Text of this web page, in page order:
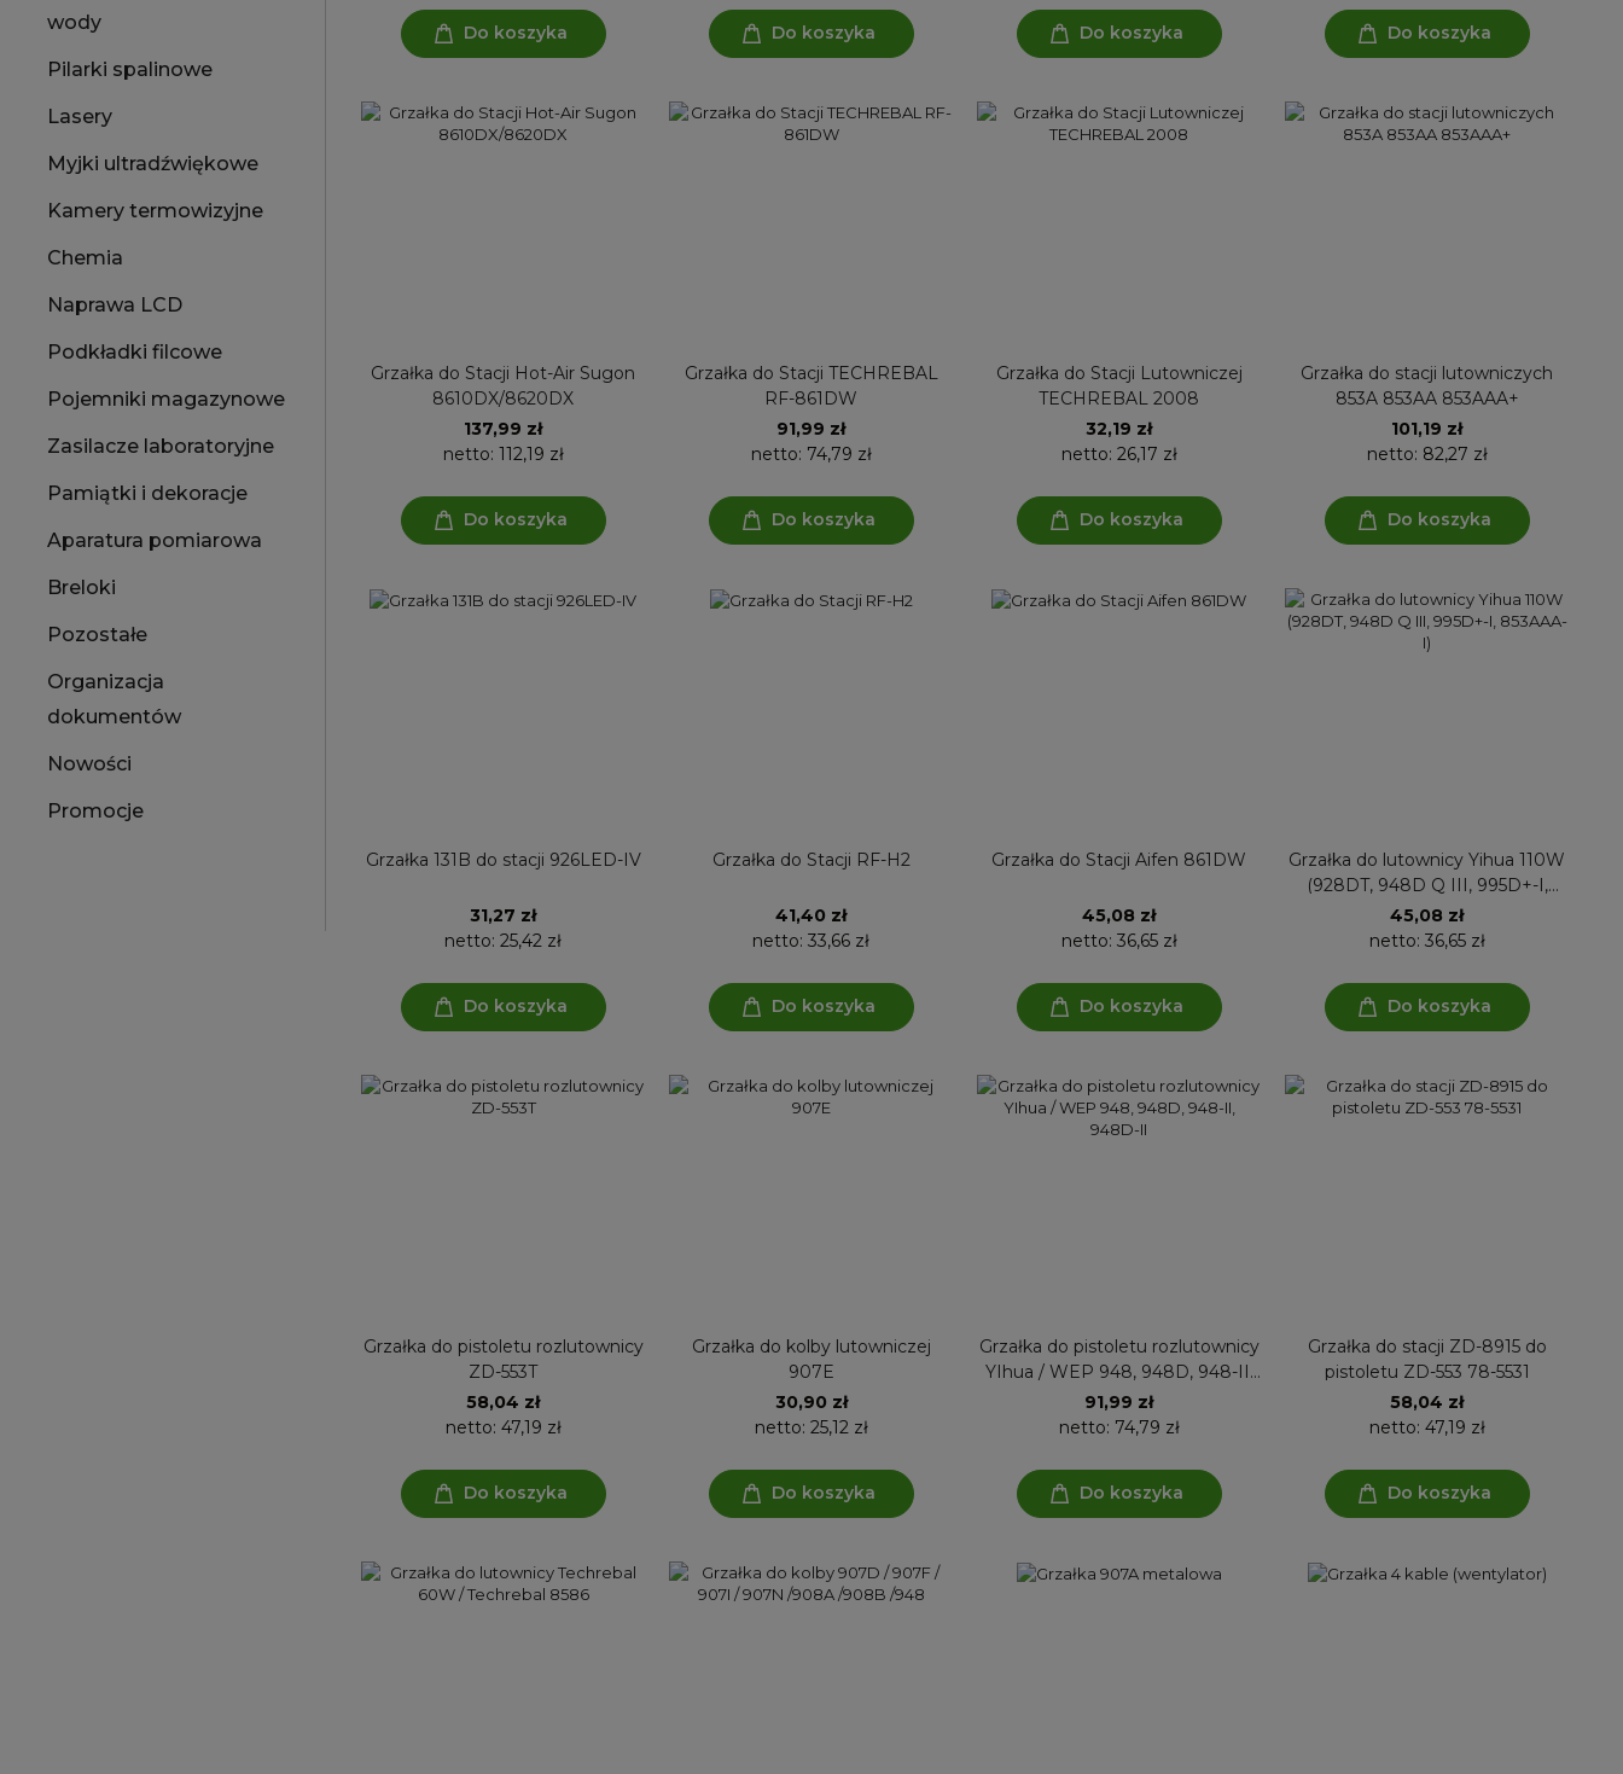
wody
Pilarki spalinowe
Lasery
Myjki ultradźwiękowe
Kamery termowizyjne
Chemia
Naprawa LCD
Podkładki filcowe
Pojemniki magazynowe
Zasilacze laboratoryjne
Pamiątki i dekoracje
Aparatura pomiarowa
Breloki
Pozostałe
Organizacja
dokumentów
Nowości
Promocje
Do koszyka Do koszyka Do koszyka Do koszyka
Grzałka do Stacji Hot-Air Sugon
8610DX/8620DX
137,99 zł
netto: 112,19 zł
Do koszyka
Grzałka do Stacji TECHREBAL
RF-861DW
91,99 zł
netto: 74,79 zł
Do koszyka
Grzałka do Stacji Lutowniczej
TECHREBAL 2008
32,19 zł
netto: 26,17 zł
Do koszyka
Grzałka do stacji lutowniczych
853A 853AA 853AAA+
101,19 zł
netto: 82,27 zł
Do koszyka
Grzałka 131B do stacji 926LED-IV
31,27 zł
netto: 25,42 zł
Do koszyka
Grzałka do Stacji RF-H2
41,40 zł
netto: 33,66 zł
Do koszyka
Grzałka do Stacji Aifen 861DW
45,08 zł
netto: 36,65 zł
Do koszyka
Grzałka do lutownicy Yihua 110W
(928DT, 948D Q III, 995D+-I,
853AAA-I)
45,08 zł
netto: 36,65 zł
Do koszyka
Grzałka do pistoletu rozlutownicy
ZD-553T
58,04 zł
netto: 47,19 zł
Do koszyka
Grzałka do kolby lutowniczej
907E
30,90 zł
netto: 25,12 zł
Do koszyka
Grzałka do pistoletu rozlutownicy
YIhua / WEP 948, 948D, 948-II,
948D-II
91,99 zł
netto: 74,79 zł
Do koszyka
Grzałka do stacji ZD-8915 do
pistoletu ZD-553 78-5531
58,04 zł
netto: 47,19 zł
Do koszyka